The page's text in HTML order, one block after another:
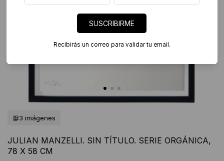
3 imágenes
JULIAN MANZELLI. SIN TÍTULO. SERIE ORGÁNICA,
78 X 58 CM
SUSCRIBIRME
Recibirás un correo para validar tu email.